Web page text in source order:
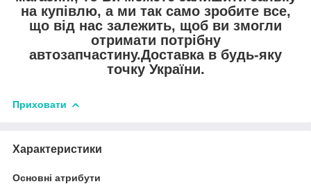
на купівлю, а ми так само зробите все,
що від нас залежить, щоб ви змогли
отримати потрібну
автозапчастину.Доставка в будь-яку
точку України.
Приховати
Характеристики
Основні атрибути